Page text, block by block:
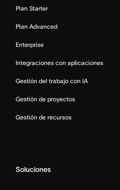
Plan Starter
Plan Advanced
Enterprise
Integraciones con aplicaciones
Gestión del trabajo con IA
Gestión de proyectos
Gestión de recursos
Soluciones